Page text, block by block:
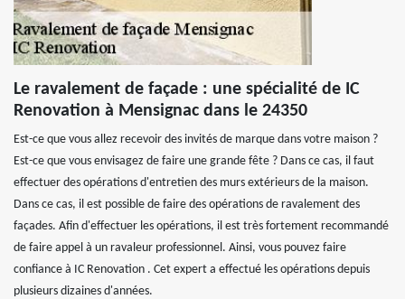
Le ravalement de façade : une spécialité de IC
Renovation à Mensignac dans le 24350
Est-ce que vous allez recevoir des invités de marque dans votre maison ?
Est-ce que vous envisagez de faire une grande fête ? Dans ce cas, il faut
effectuer des opérations d'entretien des murs extérieurs de la maison.
Dans ce cas, il est possible de faire des opérations de ravalement des
façades. Afin d'effectuer les opérations, il est très fortement recommandé
de faire appel à un ravaleur professionnel. Ainsi, vous pouvez faire
confiance à IC Renovation . Cet expert a effectué les opérations depuis
plusieurs dizaines d'années.